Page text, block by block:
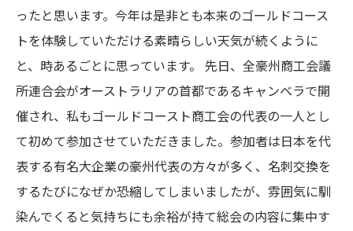
ったと思います。今年は是非とも本来のゴールドコース
トを体験していただける素晴らしい天気が続くように
と、時あるごとに思っています。 先日、全豪州商工会議
所連合会がオーストラリアの首都であるキャンベラで開
催され、私もゴールドコースト商工会の代表の一人とし
て初めて参加させていただきました。参加者は日本を代
表する有名大企業の豪州代表の方々が多く、名刺交換を
するたびになぜか恐縮してしまいましたが、雰囲気に馴
染んでくると気持ちにも余裕が持て総会の内容に集中す